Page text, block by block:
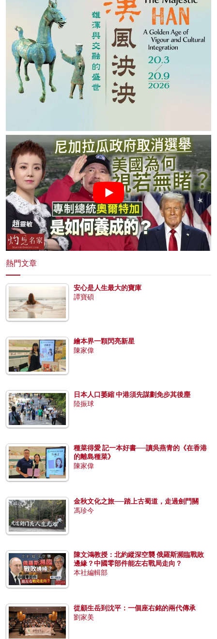
熱門文章
安心是人生最大的寶庫
譚寶碩
繪本界一顆閃亮新星
陳家偉
日本人口萎縮 中港須先謀劃免步其後塵
陸振球
種菜得愛 記一本好書──讀吳燕青的《在香港
的離島種菜》
陳家偉
金秋文化之旅──踏上古蜀道，走過劍門關
馮珍今
陳文鴻教授：北約縱深空襲 俄羅斯瀕臨戰敗
邊緣？中國零部件能左右戰局走向？
本社編輯部
從顧生岳到沈平：一個座右銘的兩代傳承
劉家美